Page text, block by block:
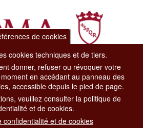
Eventi, Sport, Turismo e Moda.
CENTER TEL. 06 06 08
de cookies
cookies techniques et de tiers.
donner, refuser ou révoquer votre
en accédant au panneau des
accessible depuis le pied de page.
veuillez consulter la politique de
et de cookies.
confidentialité et de cookies